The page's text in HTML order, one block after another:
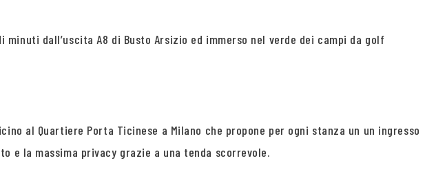
dall’uscita A8 di Busto Arsizio ed immerso nel verde dei campi da golf
al Quartiere Porta Ticinese a Milano che propone per ogni stanza un un ingresso
e la massima privacy grazie a una tenda scorrevole.